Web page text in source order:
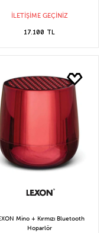
İLETİŞİME GEÇİNİZ
17.100 TL
Mino + Kırmızı Bluetooth
Hoparlör